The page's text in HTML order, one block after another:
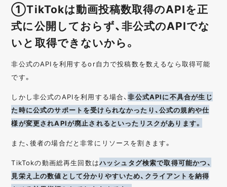
①TikTokは動画投稿数取得のAPIを正
式に公開しておらず、非公式のAPIでな
いと取得できないから。
非公式のAPIを利用するor自力で投稿数を数えるなら取得可能
です。
しかし非公式のAPIを利用する場合、非公式APIに不具合が生じ
た時に公式のサポートを受けられなかったり、公式の規約や仕
様が変更されAPIが廃止されるといったリスクがあります。
また、後者の場合だと非常にリソースを割きます。
TikTokの動画総再生回数はハッシュタグ検索で取得可能かつ、
見栄え上の数値として分かりやすいため、クライアントを納得